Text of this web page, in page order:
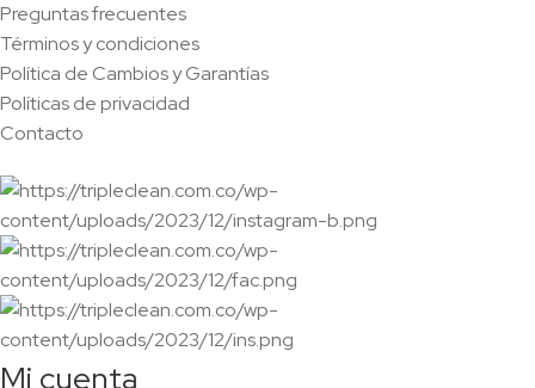
Preguntas frecuentes
Términos y condiciones
Política de Cambios y Garantías
Políticas de privacidad
Contacto
Mi cuenta